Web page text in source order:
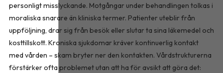
personligt misslyckande. Motgångar under behandlingen tolkas i
moraliska snarare än kliniska termer. Patienter uteblir från
uppföljning, drar sig från besök eller slutar ta sina läkemedel och
kosttillskott. Kroniska sjukdomar kräver kontinuerlig kontakt
med vården – skam bryter ner den kontakten. Vårdstrukturerna
förstärker ofta problemet utan att ha för avsikt att göra det: